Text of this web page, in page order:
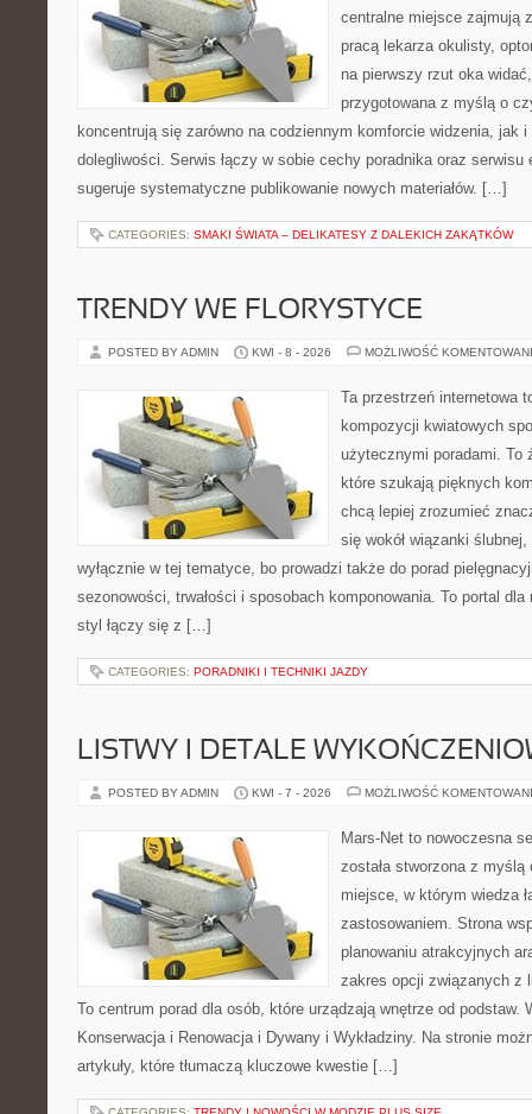
centralne miejsce zajmują
pracą lekarza okulisty,
na pierwszy rzut oka
przygotowana z myślą o
koncentrują się zarówno na codziennym komforcie widzenia, jak
dolegliwości. Serwis łączy w sobie cechy poradnika oraz serwisu
sugeruje systematyczne publikowanie nowych materiałów. […]
CATEGORIES: SMAKI ŚWIATA – DELIKATESY Z DALEKICH ZAKĄTKÓW
TRENDY WE FLORYSTYCE
POSTED BY ADMIN KWI - 8 - 2026 MOŻLIWOŚĆ
Ta przestrzeń internetowa
kompozycji kwiatowych
użytecznymi poradami. To
które szukają pięknych
chcą lepiej zrozumieć
się wokół wiązanki
wyłącznie w tej tematyce, bo prowadzi także do porad
sezonowości, trwałości i sposobach komponowania. To portal
styl łączy się z […]
CATEGORIES: PORADNIKI I TECHNIKI JAZDY
LISTWY I DETALE
POSTED BY ADMIN KWI - 7 - 2026 MOŻLIWOŚĆ
Mars-Net to nowoczesna
została stworzona z
miejsce, w którym wiedza
zastosowaniem. Strona
planowaniu atrakcyjnych
zakres opcji związanych z
To centrum porad dla osób, które urządzają wnętrze od podstaw.
Konserwacja i Renowacja i Dywany i Wykładziny. Na stronie
artykuły, które tłumaczą kluczowe kwestie […]